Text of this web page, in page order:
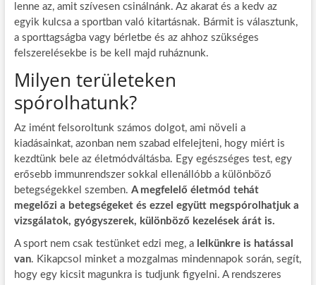
lenne az, amit szívesen csinálnánk. Az akarat és a kedv az
egyik kulcsa a sportban való kitartásnak. Bármit is választunk,
a sporttagságba vagy bérletbe és az ahhoz szükséges
felszerelésekbe is be kell majd ruháznunk.
Milyen területeken
spórolhatunk?
Az imént felsoroltunk számos dolgot, ami növeli a
kiadásainkat, azonban nem szabad elfelejteni, hogy miért is
kezdtünk bele az életmódváltásba. Egy egészséges test, egy
erősebb immunrendszer sokkal ellenállóbb a különböző
betegségekkel szemben. A megfelelő életmód tehát
megelőzi a betegségeket és ezzel együtt megspórolhatjuk a
vizsgálatok, gyógyszerek, különböző kezelések árát is.
A sport nem csak testünket edzi meg, a lelkünkre is hatással
van. Kikapcsol minket a mozgalmas mindennapok során, segít,
hogy egy kicsit magunkra is tudjunk figyelni. A rendszeres